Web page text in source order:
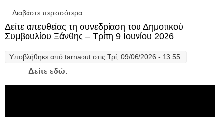
Διαβάστε περισσότερα
Συνεδρίαση του Δημοτικού Συμβουλίου
Ξάνθης – Τρίτη 16 Ιουνίου 2026
Δείτε απευθείας τη συνεδρίαση του Δημοτικού
Συμβουλίου Ξάνθης – Τρίτη 9 Ιουνίου 2026
Υποβλήθηκε από tarnaout στις Τρί, 09/06/2026 - 13:55.
Δείτε εδώ: